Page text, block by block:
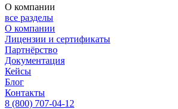
О компании
все разделы
О компании
Лицензии и сертификаты
Партнёрство
Документация
Кейсы
Блог
Контакты
8 (800) 707-04-12